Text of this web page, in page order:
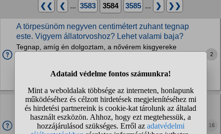
❮❮ ❮ ... 3583 3584 3585 ... ❯ ❯❯
A törpesünöm negyven centimétert zuhant tegnap
este. Vigyem állatorvoshoz? Lehet valami baja?
Tegnap, amíg én dolgoztam, a nővérem kisgyereke
cm magasan van, a parkettára esett. Én késő este értem...
2
Hogyan kell helyesen kiülni a vágtát?
Sziasztok! Valaki el tudná részletesen magyarázni, hogy
hogyan kell kiülni a vágtát? Testtartás, a ló mozgásának
követése, ülés, beugratás, stb. Nem tudom, hogy mennyire
16